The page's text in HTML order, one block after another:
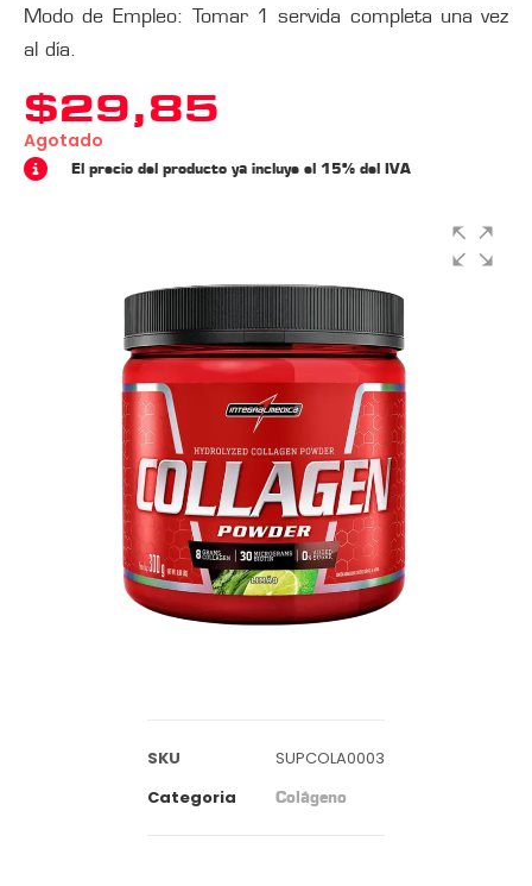
Modo de Empleo: Tomar 1 servida completa una vez
al día.
$29,85
Agotado
El precio del producto ya incluye el 15% del IVA
SKU
SUPCOLA0003
Categoria
Colágeno